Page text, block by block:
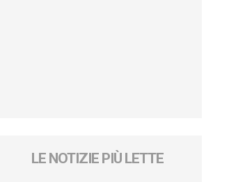
LE NOTIZIE PIÙ LETTE